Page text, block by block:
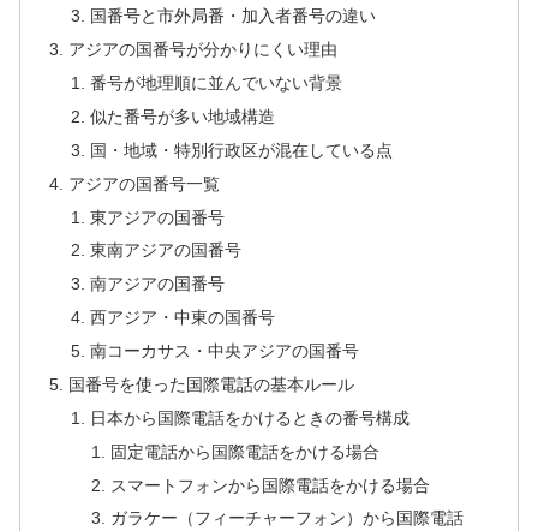
国番号と市外局番・加入者番号の違い
アジアの国番号が分かりにくい理由
番号が地理順に並んでいない背景
似た番号が多い地域構造
国・地域・特別行政区が混在している点
アジアの国番号一覧
東アジアの国番号
東南アジアの国番号
南アジアの国番号
西アジア・中東の国番号
南コーカサス・中央アジアの国番号
国番号を使った国際電話の基本ルール
日本から国際電話をかけるときの番号構成
固定電話から国際電話をかける場合
スマートフォンから国際電話をかける場合
ガラケー（フィーチャーフォン）から国際電話